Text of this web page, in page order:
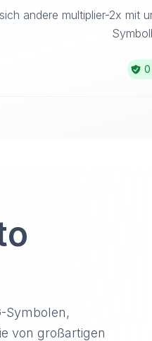
andere multiplier-2x mit
0
Symbolen,
von großartigen